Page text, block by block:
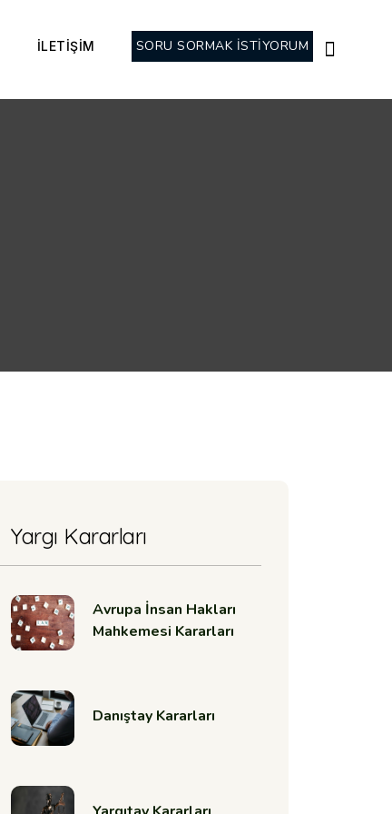
İLETİŞİM SORU SORMAK İSTİYORUM
Yargı Kararları
Avrupa İnsan Hakları
Mahkemesi Kararları
Danıştay Kararları